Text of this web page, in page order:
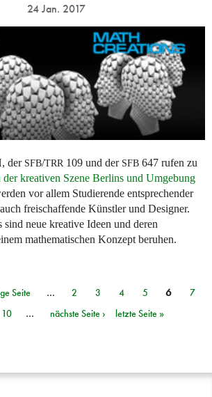
24 Jan. 2017
der SFB/TRR 109 und der SFB 647 rufen zu
kreativen Szene Berlins und Umgebung
vor allem Studierende entsprechender
freischaffende Künstler und Designer.
sind neue kreative Ideen und deren
mathematischen Konzept beruhen.
Seite … 2 3 4 5 6
7
10 … nächste Seite › letzte Seite »